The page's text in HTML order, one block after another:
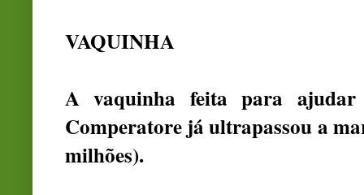
VAQUINHA
A vaquinha feita para
Comperatore já ultrapassou a
milhões).